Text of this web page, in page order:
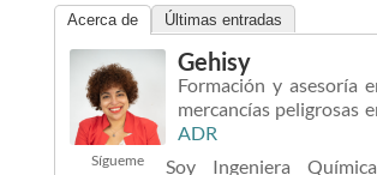
Acerca de Últimas entradas
Sígueme
Gehisy
Formación y asesoría
mercancías peligrosas
ADR
Soy Ingeniera